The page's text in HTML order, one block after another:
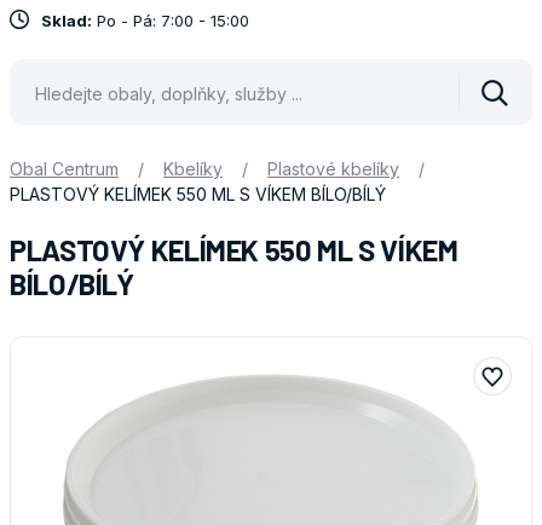
Sklad: Po - Pá: 7:00 - 15:00
Obal Centrum / Kbelíky / Plastové kbelíky
/
PLASTOVÝ KELÍMEK 550 ML S VÍKEM BÍLO/BÍLÝ
PLASTOVÝ KELÍMEK 550 ML S VÍKEM
BÍLO/BÍLÝ